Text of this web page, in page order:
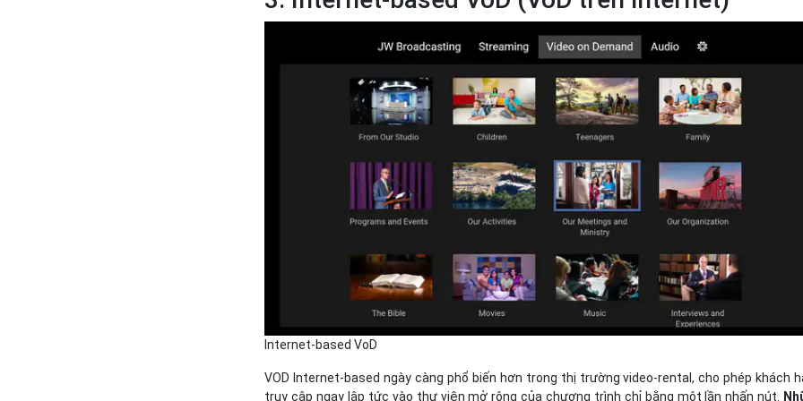
Internet-based VoD
VOD Internet-based ngày càng phổ biến hơn trong thị trường video-rental, cho phép khách
truy cập ngay lập tức vào thư viện mở rộng của chương trình chỉ bằng một lần nhấn nút.